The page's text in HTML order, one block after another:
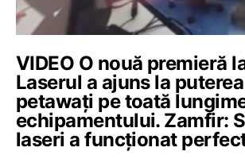
VIDEO O nouă premieră
Laserul a ajuns la
petawați pe toată
echipamentului. Zamfir:
laseri a funcționat